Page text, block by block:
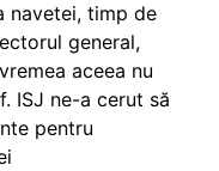
navetei, timp de
general,
aceea nu
ISJ ne-a cerut să
pentru